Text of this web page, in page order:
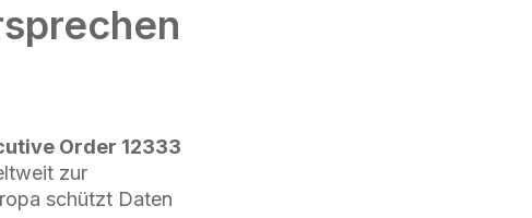
Order 12333
zur
schützt Daten